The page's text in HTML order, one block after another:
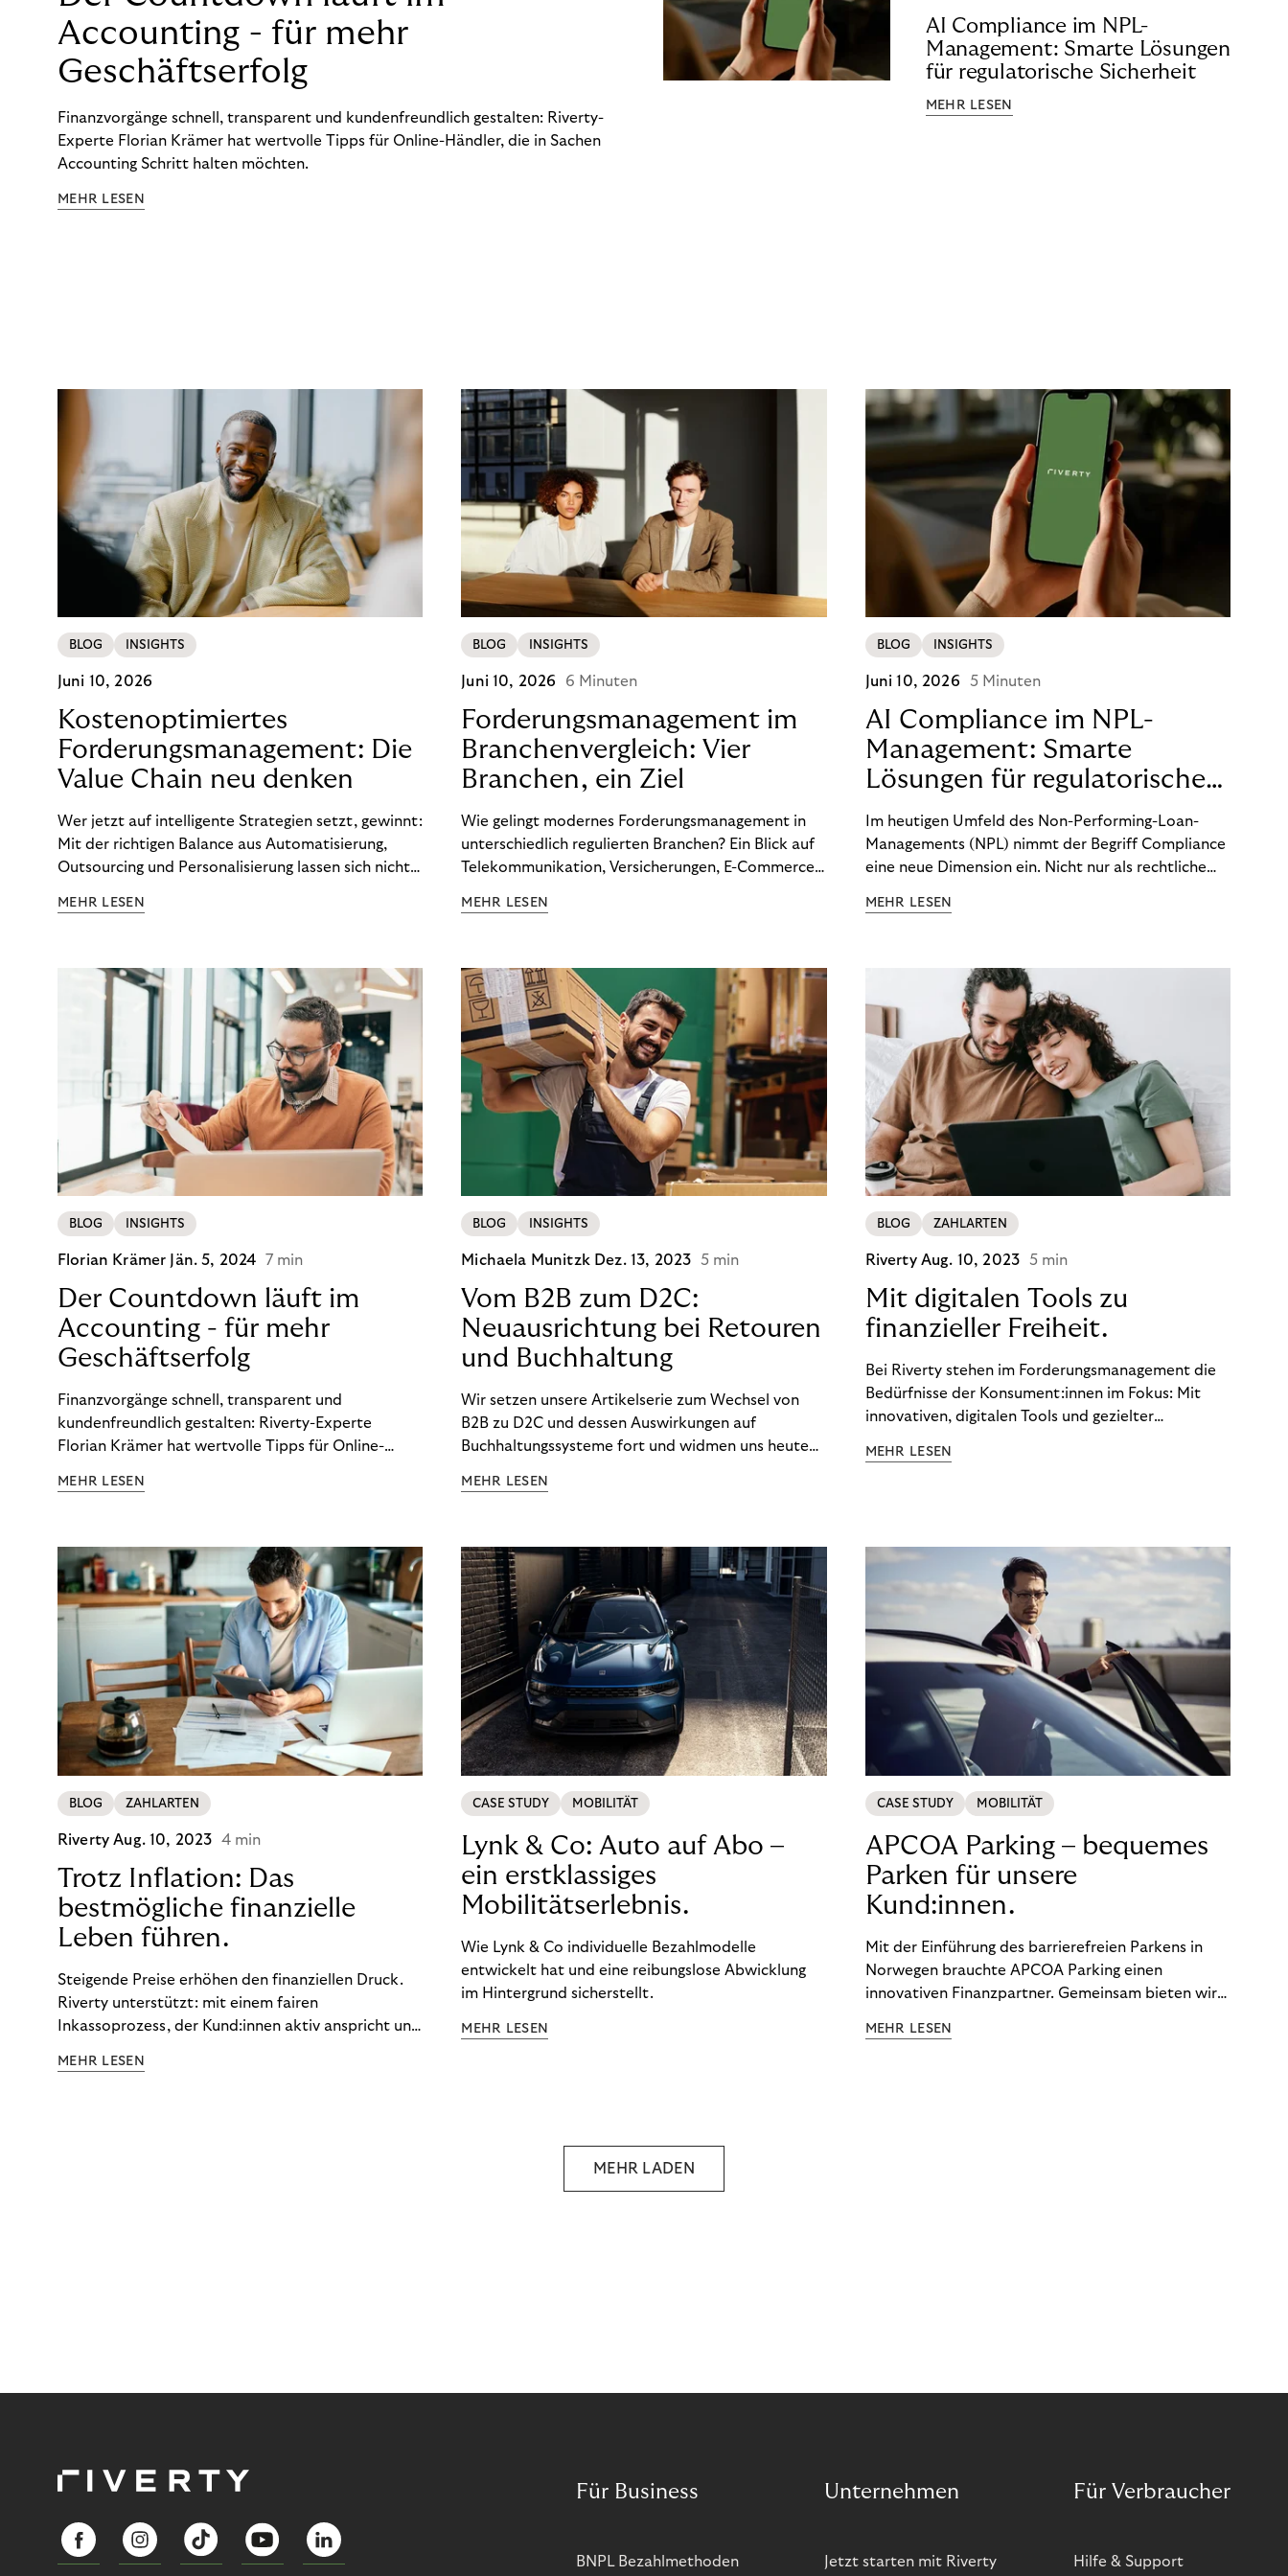
Accounting - für mehr
Geschäftserfolg
Finanzvorgänge schnell, transparent und kundenfreundlich gestalten: Riverty-
Experte Florian Krämer hat wertvolle Tipps für Online-Händler, die in Sachen
Accounting Schritt halten möchten.
MEHR LESEN
AI Compliance im NPL-
Management: Smarte Lösungen
für regulatorische Sicherheit
MEHR LESEN
BLOG INSIGHTS
Juni 10, 2026
Kostenoptimiertes
Forderungsmanagement: Die
Value Chain neu denken
Wer jetzt auf intelligente Strategien setzt, gewinnt:
Mit der richtigen Balance aus Automatisierung,
Outsourcing und Personalisierung lassen sich nicht
Ergebnisse sichern. Riverty zeigt, wie Recovery-
MEHR LESEN
BLOG INSIGHTS
Juni 10, 2026 6 Minuten
Forderungsmanagement im
Branchenvergleich: Vier
Branchen, ein Ziel
Wie gelingt modernes Forderungsmanagement in
unterschiedlich regulierten Branchen? Ein Blick auf
Telekommunikation, Versicherungen, E-Commerce
wirksam reduzieren will, braucht keine
MEHR LESEN
BLOG INSIGHTS
Juni 10, 2026 5 Minuten
AI Compliance im NPL-
Management: Smarte
Lösungen für regulatorische
Sicherheit
Im heutigen Umfeld des Non-Performing-Loan-
Managements (NPL) nimmt der Begriff Compliance
eine neue Dimension ein. Nicht nur als rechtliche
Wettbewerbsvorteil. In einem Umfeld steigender
(DSGVO) – geraten viele Unternehmen an die
Grenzen traditioneller Compliance-Mechanismen.
MEHR LESEN
BLOG INSIGHTS
Florian Krämer Jän. 5, 2024 7 min
Der Countdown läuft im
Accounting - für mehr
Geschäftserfolg
Finanzvorgänge schnell, transparent und
kundenfreundlich gestalten: Riverty-Experte
Florian Krämer hat wertvolle Tipps für Online-
möchten.
MEHR LESEN
BLOG INSIGHTS
Michaela Munitzk Dez. 13, 2023 5 min
Vom B2B zum D2C:
Neuausrichtung bei Retouren
und Buchhaltung
Wir setzen unsere Artikelserie zum Wechsel von
B2B zu D2C und dessen Auswirkungen auf
Buchhaltungssysteme fort und widmen uns heute
im D2C-Bereich.
MEHR LESEN
BLOG ZAHLARTEN
Riverty Aug. 10, 2023 5 min
Mit digitalen Tools zu
finanzieller Freiheit.
Bei Riverty stehen im Forderungsmanagement die
Bedürfnisse der Konsument:innen im Fokus: Mit
innovativen, digitalen Tools und gezielter
ein Leben in finanzieller Freiheit zu führen. So
MEHR LESEN
BLOG ZAHLARTEN
RivertyAug. 10, 2023 4 min
Trotz Inflation: Das
bestmögliche finanzielle
Leben führen.
Steigende Preise erhöhen den finanziellen Druck.
Riverty unterstützt: mit einem fairen
Inkassoprozess, der Kund:innen aktiv anspricht und
Finanzbildung ermöglicht. So bleiben Menschen
MEHR LESEN
CASE STUDY MOBILITÄT
Lynk & Co: Auto auf Abo –
ein erstklassiges
Mobilitätserlebnis.
Wie Lynk & Co individuelle Bezahlmodelle
entwickelt hat und eine reibungslose Abwicklung
im Hintergrund sicherstellt.
MEHR LESEN
CASE STUDY MOBILITÄT
APCOA Parking – bequemes
Parken für unsere
Kund:innen.
Mit der Einführung des barrierefreien Parkens in
Norwegen brauchte APCOA Parking einen
innovativen Finanzpartner. Gemeinsam bieten wir
Erlebnis.
MEHR LESEN
MEHR LADEN
Für Business
BNPL Bezahlmethoden
Unternehmen
Jetzt starten mit Riverty
Für Verbraucher
Hilfe & Support